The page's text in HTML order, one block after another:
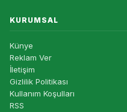
KURUMSAL
Künye
Reklam Ver
İletişim
Gizlilik Politikası
Kullanım Koşulları
RSS